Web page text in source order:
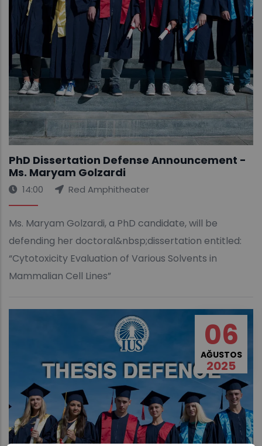
PhD Dissertation Defense Announcement -
Ms. Maryam Golzardi
14:00 Red Amphitheater
Ms. Maryam Golzardi, a PhD candidate, will be
defending her doctoral&nbsp;dissertation entitled:
“Cytotoxicity Evaluation of Various Solvents in
Mammalian Cell Lines”
06
AĞUSTOS
2025